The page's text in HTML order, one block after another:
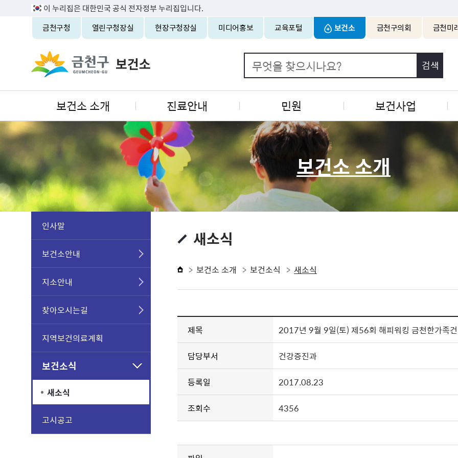
이 누리집은 대한민국 공식 전자정부 누리집입니다.
금천구청
열린구청장실 현장구청장실 미디어홍보 교육포털 보건소 금천구의회 금천미
보건소 소개 진료안내 민원 보건사업
보건소 소개
인사말
보건소안내
지소안내
찾아오시는길
지역보건의료계획
보건소식
새소식
고시공고
새소식
보건소 소개 보건소식 새소식
제목 2017년 9월 9일(토) 제56회 해피워킹 금천한가족
담당부서 건강증진과
등록일 2017.08.23
조회수 4356